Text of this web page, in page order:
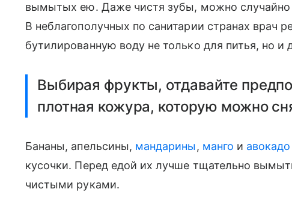
вымытых ею. Даже чистя зубы, можно случайно
В неблагополучных по санитарии странах врач
бутилированную воду не только для питья, но и
Выбирая фрукты, отдавайте
плотная кожура, которую можно
Бананы, апельсины, мандарины, манго и авокадо
кусочки. Перед едой их лучше тщательно
чистыми руками.